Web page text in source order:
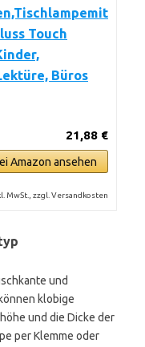
Touch
Büros
21,88 €
Amazon ansehen
MwSt., zzgl. Versandkosten
und
klobige
und die Dicke der
per Klemme oder